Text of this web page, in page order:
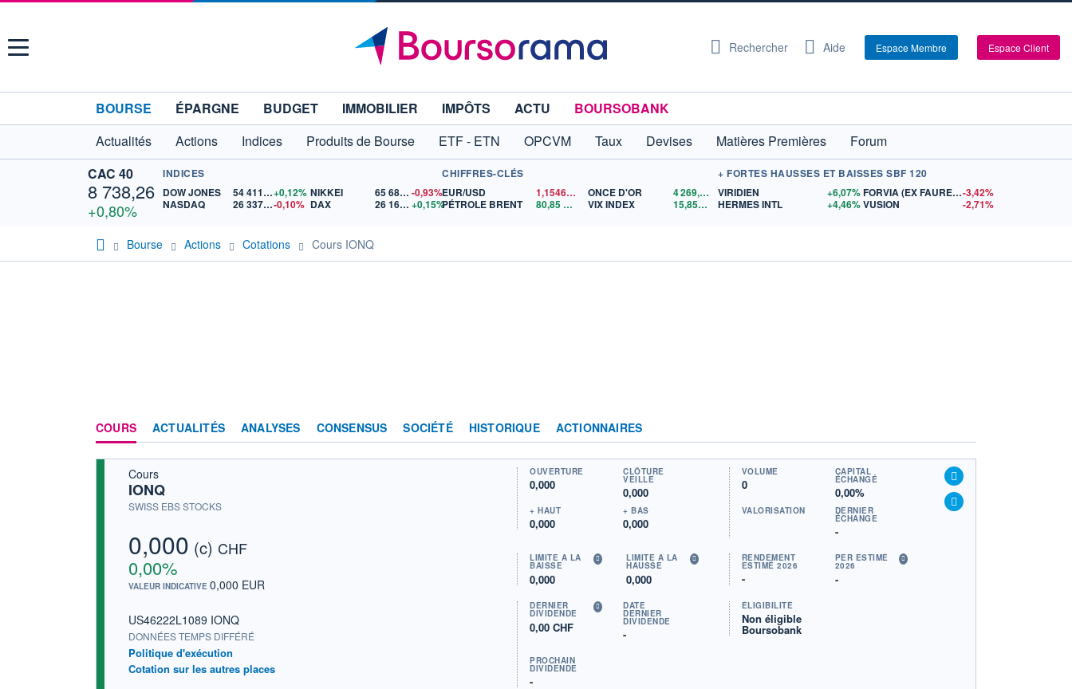
Menu Rechercher Aide Espace Membre Espace Client
BOURSE ÉPARGNE BUDGET IMMOBILIER IMPÔTS ACTU
BOURSOBANK
Actualités
Actions Indices Produits de Bourse ETF - ETN OPCVM Taux Devises Matières Premières
Forum
CAC 40
8 738,26
+0,80%
INDICES
DOW JONES
54 411,75+0,12%
NASDAQ
26 337,05-0,10%
NIKKEI 65 683,26 -0,93%
DAX
26 165,17 +0,15%
CHIFFRES-CLÉS
EUR/USD
1,1546
$US
PÉTROLE BRENT
80,85$US
ONCE D'OR 4 269,68
$US
VIX INDEX
15,85
$US
+ FORTES HAUSSES ET BAISSES SBF 120
VIRIDIEN
+6,07%
HERMES INTL
+4,46%
FORVIA (EX FAURECIA)-3,42%
VUSION
-2,71%
Bourse Actions Cotations Cours IONQ
COURS ACTUALITÉS ANALYSES CONSENSUS SOCIÉTÉ HISTORIQUE ACTIONNAIRES
Cours
IONQ
SWISS EBS STOCKS
0,000 (c) CHF
0,00%
VALEUR INDICATIVE 0,000 EUR
US46222L1089 IONQ
DONNÉES TEMPS DIFFÉRÉ
Politique d'exécution
Cotation sur les autres places
OUVERTURE
0,000
CLÔTURE
VEILLE
0,000
+ HAUT
0,000
+ BAS
0,000
VOLUME
0
CAPITAL
ÉCHANGÉ
0,00%
VALORISATION DERNIER
ÉCHANGE
-
LIMITE À LA
BAISSE
0,000
LIMITE À LA
HAUSSE
0,000
RENDEMENT
ESTIMÉ 2026
-
PER ESTIMÉ
2026
-
DERNIER
DIVIDENDE
0,00 CHF
DATE
DERNIER
DIVIDENDE
-
PROCHAIN
DIVIDENDE
-
ÉLIGIBILITÉ
Non éligible
Boursobank